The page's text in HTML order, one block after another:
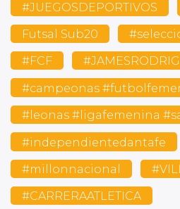
#JUEGOSDEPORTIVOS
Futsal Sub20
#FCF
#campeonas
#leonas #ligafemenina
#independientedantafe
#millonnacional
#CARRERAATLETICA